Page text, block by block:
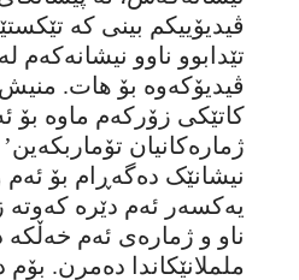
ڤیدیۆییکم بینی کە
تێدابوو ناوو نیشانەکەم
ڤیدیۆکەوە بۆ هات.
کاتێکی زۆرکەم ماوە بۆ
ژمارەکانیان
نیشانێک دەگەڕام بۆ ئەم
یەکسەر ئەم دێرە کەوتە
ناو و ژمارەی ئەم
ململانێکاندا دەمرن.